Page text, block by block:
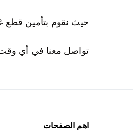
حيث نقوم بتأمين قطع
تواصل معنا في أي
اهم الصفحات